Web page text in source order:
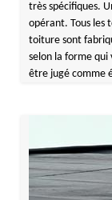
très spécifiques.
opérant. Tous les
toiture sont
selon la forme
être jugé comme